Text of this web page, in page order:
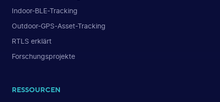
Indoor-BLE-Tracking
Outdoor-GPS-Asset-Tracking
RTLS erklärt
Forschungsprojekte
RESSOURCEN